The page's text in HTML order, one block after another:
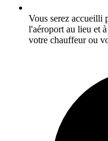
Vous serez accueilli
l'aéroport au lieu et
votre chauffeur ou